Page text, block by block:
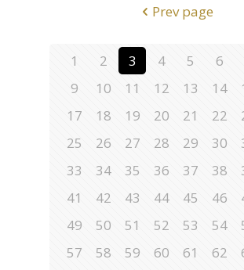
Prev page
1 2 3 4 5 6
9
10 11 12 13 14
17
18 19 20 21 22
25
26 27 28 29 30
33
34 35 36 37 38
41
42 43 44 45 46
49
50 51 52 53 54
57
58 59 60 61 62